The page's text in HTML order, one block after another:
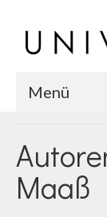
Menü
Chronik
Karriere
Maaß